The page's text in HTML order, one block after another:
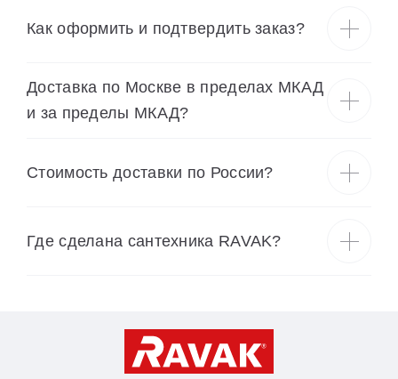
Как оформить и подтвердить заказ?
Доставка по Москве в пределах МКАД
и за пределы МКАД?
Cтоимость доставки по России?
Где сделана сантехника RAVAK?